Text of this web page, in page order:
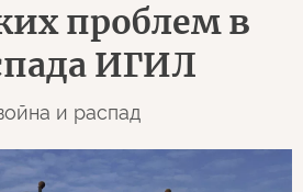
проблем в
ИГИЛ
и распад